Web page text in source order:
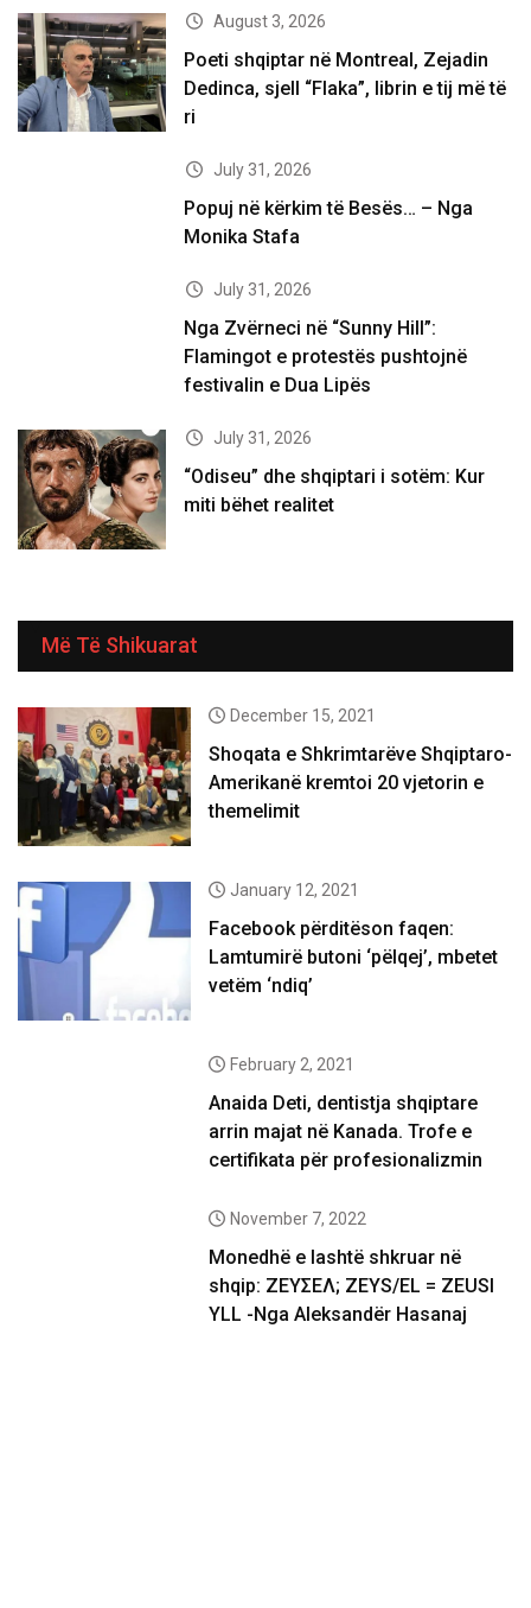
August 3, 2026
Poeti shqiptar në Montreal, Zejadin
Dedinca, sjell “Flaka”, librin e tij më të
ri
July 31, 2026
Popuj në kërkim të Besës… – Nga
Monika Stafa
July 31, 2026
Nga Zvërneci në “Sunny Hill”:
Flamingot e protestës pushtojnë
festivalin e Dua Lipës
July 31, 2026
“Odiseu” dhe shqiptari i sotëm: Kur
miti bëhet realitet
Më Të Shikuarat
December 15, 2021
Shoqata e Shkrimtarëve Shqiptaro-
Amerikanë kremtoi 20 vjetorin e
themelimit
January 12, 2021
Facebook përditëson faqen:
Lamtumirë butoni ‘pëlqej’, mbetet
vetëm ‘ndiq’
February 2, 2021
Anaida Deti, dentistja shqiptare
arrin majat në Kanada. Trofe e
certifikata për profesionalizmin
November 7, 2022
Monedhë e lashtë shkruar në
shqip: ΖΕΥΣΕΛ; ZEYS/EL = ZEUSI
YLL -Nga Aleksandër Hasanaj